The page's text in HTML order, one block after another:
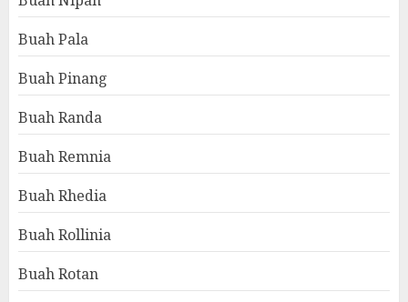
Buah Pala
Buah Pinang
Buah Randa
Buah Remnia
Buah Rhedia
Buah Rollinia
Buah Rotan